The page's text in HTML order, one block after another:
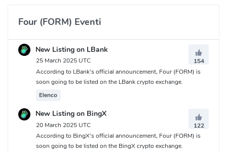
Four (FORM) Eventi
New Listing on LBank
25 March 2025 UTC
154
According to LBank's official announcement, Four (FORM) is
soon going to be listed on the LBank crypto exchange.
Elenco
New Listing on BingX
20 March 2025 UTC
122
According to BingX's official announcement, Four (FORM) is
soon going to be listed on the BingX crypto exchange.